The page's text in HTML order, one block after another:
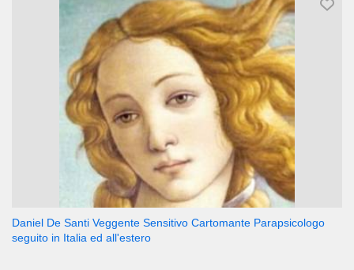
Daniel De Santi Veggente Sensitivo Cartomante Parapsicologo
seguito in Italia ed all'estero